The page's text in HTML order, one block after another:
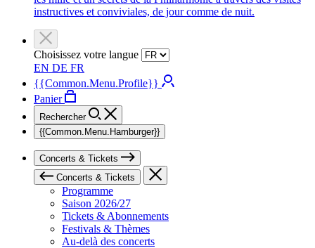
instructives et conviviales, de jour comme de nuit.
Choisissez votre langue
EN DE FR
{{Common.Menu.Profile}}
Panier
Rechercher
{{Common.Menu.Hamburger}}
Concerts & Tickets
Concerts & Tickets
Programme
Saison 2026/27
Tickets & Abonnements
Festivals & Thèmes
Au-delà des concerts